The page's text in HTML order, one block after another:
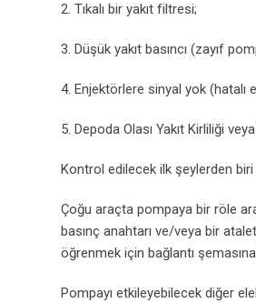
2. Tıkalı bir yakıt filtresi;
3. Düşük yakıt basıncı (zayıf
4. Enjektörlere sinyal yok
5. Depoda Olası Yakıt Kirliliği veya
Kontrol edilecek ilk şeylerden biri
Çoğu araçta pompaya bir röle
basınç anahtarı ve/veya bir
öğrenmek için bağlantı şemasına
Pompayı etkileyebilecek diğer